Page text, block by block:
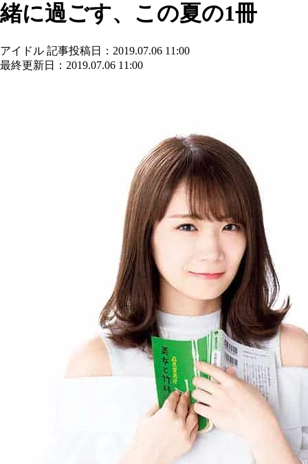
緒に過ごす、この夏の1冊
アイドル 記事投稿日：2019.07.06 11:00
最終更新日：2019.07.06 11:00